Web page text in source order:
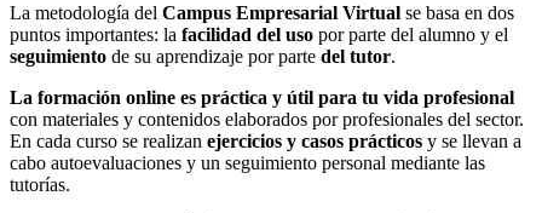
La metodología del Campus Empresarial Virtual se basa en dos
puntos importantes: la facilidad del uso por parte del alumno y el
seguimiento de su aprendizaje por parte del tutor.
La formación online es práctica y útil para tu vida profesional
con materiales y contenidos elaborados por profesionales del sector.
En cada curso se realizan ejercicios y casos prácticos y se llevan a
cabo autoevaluaciones y un seguimiento personal mediante las
tutorías.